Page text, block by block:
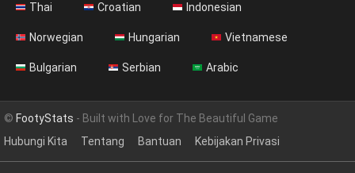
Thai Croatian Indonesian
Norwegian Hungarian Vietnamese
Bulgarian Serbian Arabic
© FootyStats - Built with Love for The Beautiful Game
Hubungi Kita
Tentang Bantuan Kebijakan Privasi